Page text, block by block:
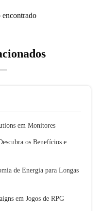
em Monitores
os Benefícios e
de Energia para Longas
em Jogos de RPG